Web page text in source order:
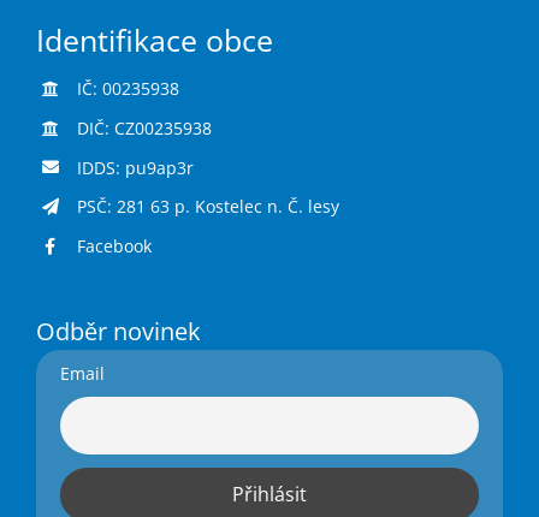
Identifikace obce
IČ: 00235938
DIČ: CZ00235938
IDDS: pu9ap3r
PSČ: 281 63 p. Kostelec n. Č. lesy
Facebook
Odběr novinek
Email